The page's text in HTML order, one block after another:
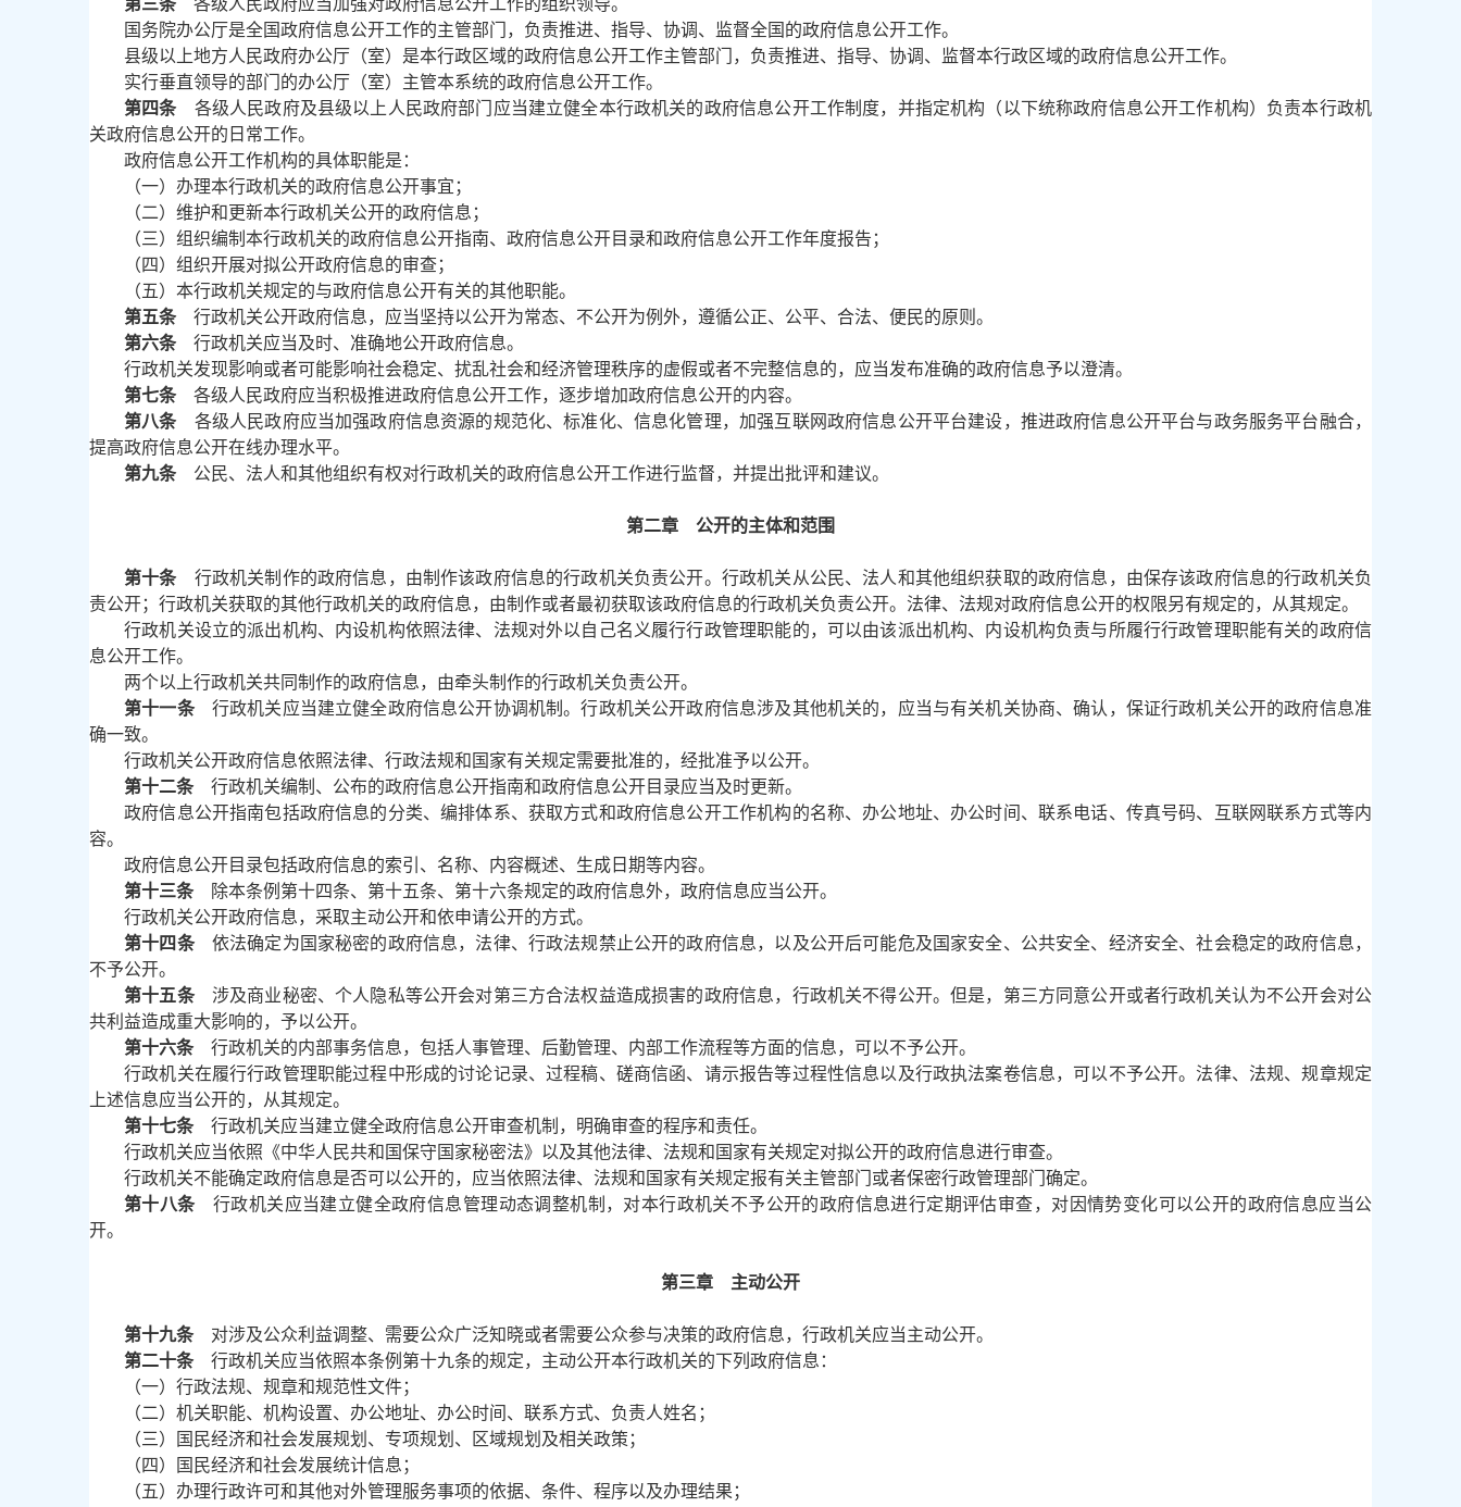
第三条各级人民政府应当加强对政府信息公开工作的组织领导。
国务院办公厅是全国政府信息公开工作的主管部门，负责推进、指导、协调、监督全国的政府信息公开工作。
县级以上地方人民政府办公厅（室）是本行政区域的政府信息公开工作主管部门，负责推进、指导、协调、监督本行政区域的政府信息公开工作。
实行垂直领导的部门的办公厅（室）主管本系统的政府信息公开工作。
第四条各级人民政府及县级以上人民政府部门应当建立健全本行政机关的政府信息公开工作制度，并指定机构（以下统称政府信息公开工作机构）负责本行政机
关政府信息公开的日常工作。
政府信息公开工作机构的具体职能是：
（一）办理本行政机关的政府信息公开事宜；
（二）维护和更新本行政机关公开的政府信息；
（三）组织编制本行政机关的政府信息公开指南、政府信息公开目录和政府信息公开工作年度报告；
（四）组织开展对拟公开政府信息的审查；
（五）本行政机关规定的与政府信息公开有关的其他职能。
第五条行政机关公开政府信息，应当坚持以公开为常态、不公开为例外，遵循公正、公平、合法、便民的原则。
第六条行政机关应当及时、准确地公开政府信息。
行政机关发现影响或者可能影响社会稳定、扰乱社会和经济管理秩序的虚假或者不完整信息的，应当发布准确的政府信息予以澄清。
第七条各级人民政府应当积极推进政府信息公开工作，逐步增加政府信息公开的内容。
第八条各级人民政府应当加强政府信息资源的规范化、标准化、信息化管理，加强互联网政府信息公开平台建设，推进政府信息公开平台与政务服务平台融合，
提高政府信息公开在线办理水平。
第九条公民、法人和其他组织有权对行政机关的政府信息公开工作进行监督，并提出批评和建议。
第二章 公开的主体和范围
第十条行政机关制作的政府信息，由制作该政府信息的行政机关负责公开。行政机关从公民、法人和其他组织获取的政府信息，由保存该政府信息的行政机关负
责公开；行政机关获取的其他行政机关的政府信息，由制作或者最初获取该政府信息的行政机关负责公开。法律、法规对政府信息公开的权限另有规定的，从其规定。
行政机关设立的派出机构、内设机构依照法律、法规对外以自己名义履行行政管理职能的，可以由该派出机构、内设机构负责与所履行行政管理职能有关的政府信
息公开工作。
两个以上行政机关共同制作的政府信息，由牵头制作的行政机关负责公开。
第十一条行政机关应当建立健全政府信息公开协调机制。行政机关公开政府信息涉及其他机关的，应当与有关机关协商、确认，保证行政机关公开的政府信息准
确一致。
行政机关公开政府信息依照法律、行政法规和国家有关规定需要批准的，经批准予以公开。
第十二条行政机关编制、公布的政府信息公开指南和政府信息公开目录应当及时更新。
政府信息公开指南包括政府信息的分类、编排体系、获取方式和政府信息公开工作机构的名称、办公地址、办公时间、联系电话、传真号码、互联网联系方式等内
容。
政府信息公开目录包括政府信息的索引、名称、内容概述、生成日期等内容。
第十三条除本条例第十四条、第十五条、第十六条规定的政府信息外，政府信息应当公开。
行政机关公开政府信息，采取主动公开和依申请公开的方式。
第十四条依法确定为国家秘密的政府信息，法律、行政法规禁止公开的政府信息，以及公开后可能危及国家安全、公共安全、经济安全、社会稳定的政府信息，
不予公开。
第十五条涉及商业秘密、个人隐私等公开会对第三方合法权益造成损害的政府信息，行政机关不得公开。但是，第三方同意公开或者行政机关认为不公开会对公
共利益造成重大影响的，予以公开。
第十六条行政机关的内部事务信息，包括人事管理、后勤管理、内部工作流程等方面的信息，可以不予公开。
行政机关在履行行政管理职能过程中形成的讨论记录、过程稿、磋商信函、请示报告等过程性信息以及行政执法案卷信息，可以不予公开。法律、法规、规章规定
上述信息应当公开的，从其规定。
第十七条行政机关应当建立健全政府信息公开审查机制，明确审查的程序和责任。
行政机关应当依照《中华人民共和国保守国家秘密法》以及其他法律、法规和国家有关规定对拟公开的政府信息进行审查。
行政机关不能确定政府信息是否可以公开的，应当依照法律、法规和国家有关规定报有关主管部门或者保密行政管理部门确定。
第十八条行政机关应当建立健全政府信息管理动态调整机制，对本行政机关不予公开的政府信息进行定期评估审查，对因情势变化可以公开的政府信息应当公
开。
第三章 主动公开
第十九条对涉及公众利益调整、需要公众广泛知晓或者需要公众参与决策的政府信息，行政机关应当主动公开。
第二十条行政机关应当依照本条例第十九条的规定，主动公开本行政机关的下列政府信息：
（一）行政法规、规章和规范性文件；
（二）机关职能、机构设置、办公地址、办公时间、联系方式、负责人姓名；
（三）国民经济和社会发展规划、专项规划、区域规划及相关政策；
（四）国民经济和社会发展统计信息；
（五）办理行政许可和其他对外管理服务事项的依据、条件、程序以及办理结果；